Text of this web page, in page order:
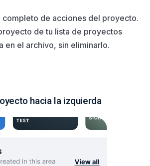
completo de acciones del proyecto.
de tu lista de proyectos
en el archivo, sin eliminarlo.
hacia la izquierda